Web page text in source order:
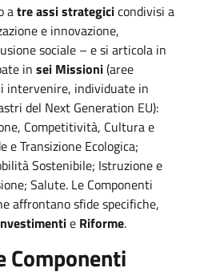
atre assi strategicicondivisi a
e innovazione,
sociale – e si articola in
in sei Missioni(aree
intervenire, individuate in
del Next Generation EU):
Competitività, Cultura e
e Transizione Ecologica;
Sostenibile; Istruzione e
Salute. Le Componenti
affrontano sfide specifiche,
e Riforme.
Componenti